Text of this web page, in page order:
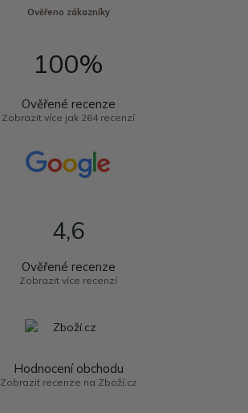
Ověřeno zákazníky
100%
Ověřené recenze
Zobrazit více jak 264 recenzí
4,6
Ověřené recenze
Zobrazit více recenzí
Hodnocení obchodu
Zobrazit recenze na Zboží.cz